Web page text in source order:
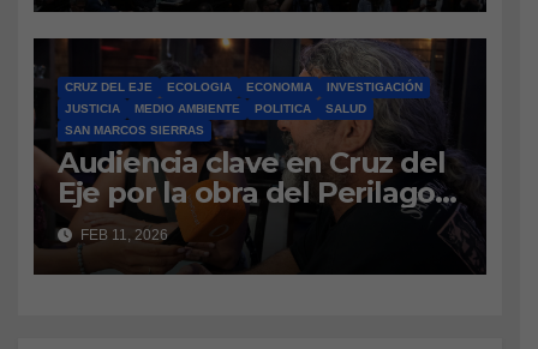
realizadas en Diputados, la
iniciativa del Poder Ejecutivo
vuelve a la Cámara alta.
Indemnizaciones,
vacaciones, período de
prueba y aportes, entre los
ejes principales.
CRUZ DEL EJE ECOLOGIA ECONOMIA
INVESTIGACIÓN
JUSTICIA
MEDIO AMBIENTE POLITICA
SALUD
SAN MARCOS SIERRAS
Audiencia clave en Cruz del
Eje por la obra del Perilago:
vecinos defienden el
amparo ambiental
FEB 11, 2026